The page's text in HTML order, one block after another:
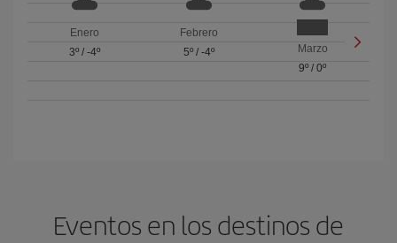
Enero
3º/ -4º
Febrero
5º/ -4º
Marzo
9º /0º
Eventos en los destinos de